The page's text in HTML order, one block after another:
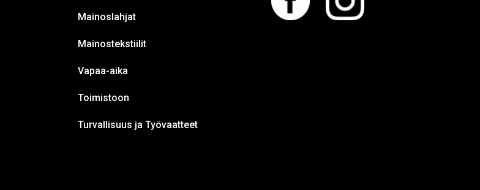
Mainoslahjat
Mainostekstiilit
Vapaa-aika
Toimistoon
Turvallisuus ja Työvaatteet